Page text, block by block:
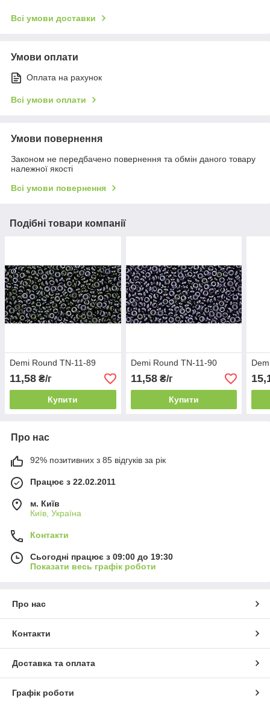
Всі умови доставки
Умови оплати
Оплата на рахунок
Всі умови оплати
Умови повернення
Законом не передбачено повернення та обмін даного товару
належної якості
Всі умови повернення
Подібні товари компанії
Demi Round TN-11-89
11,58 ₴/г
Купити
Demi Round TN-11-90
11,58₴/г
Купити
Про нас
92% позитивних з 85 відгуків за рік
Працює з 22.02.2011
м. Київ
Київ, Україна
Контакти
Сьогодні працює з 09:00 до 19:30
Показати весь графік роботи
Про нас
Контакти
Доставка та оплата
Графік роботи